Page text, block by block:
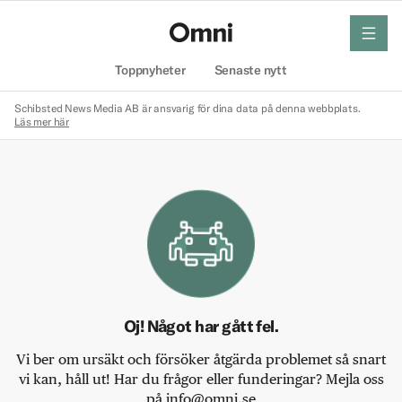
Toppnyheter Senaste nytt
meny
Schibsted News Media AB är ansvarig för dina data på denna webbplats.
Läs mer här
Oj! Något har gått fel.
Vi ber om ursäkt och försöker åtgärda problemet så snart
vi kan, håll ut! Har du frågor eller funderingar? Mejla oss